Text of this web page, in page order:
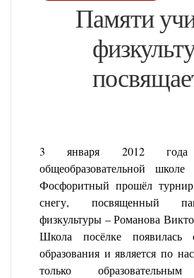
Памяти
3 января 2012
общеобразовательной
Фосфоритный прошёл
снегу, посвященный
физкультуры – Романова
Школа посёлке
образования и является по
только